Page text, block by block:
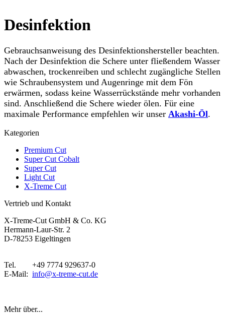
Desinfektion
Gebrauchsanweisung des Desinfektionshersteller beachten.
Nach der Desinfektion die Schere unter fließendem Wasser
abwaschen, trockenreiben und schlecht zugängliche Stellen
wie Schraubensystem und Augenringe mit dem Fön
erwärmen, sodass keine Wasserrückstände mehr vorhanden
sind. Anschließend die Schere wieder ölen. Für eine
maximale Performance empfehlen wir unser Akashi-Öl.
Kategorien
Premium Cut
Super Cut Cobalt
Super Cut
Light Cut
X-Treme Cut
Vertrieb und Kontakt
X-Treme-Cut GmbH & Co. KG
Hermann-Laur-Str. 2
D-78253 Eigeltingen
Tel. +49 7774 929637-0
E-Mail: info@x-treme-cut.de
Mehr über...